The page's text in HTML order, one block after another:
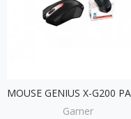
Gamer